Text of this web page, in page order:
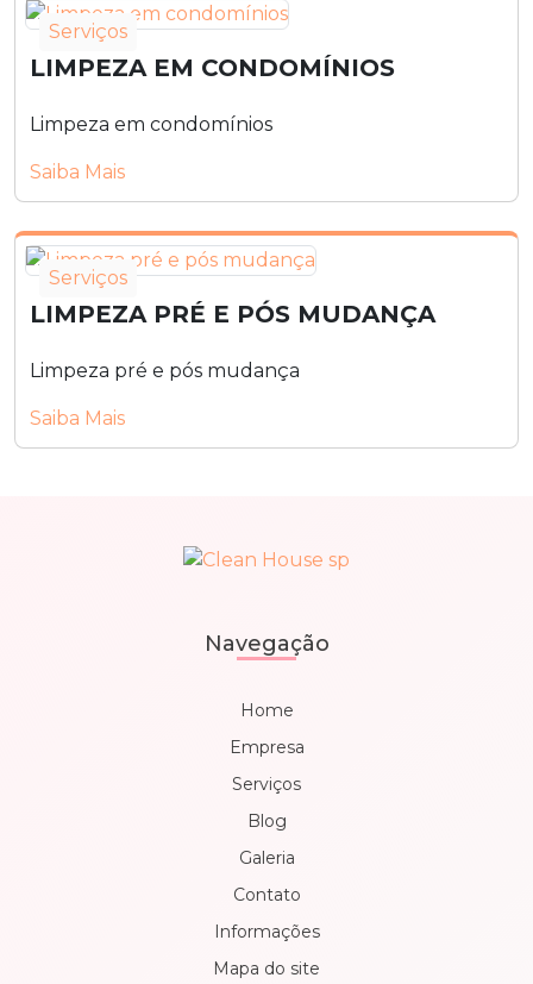
Serviços
LIMPEZA EM CONDOMÍNIOS
Limpeza em condomínios
Saiba Mais
Serviços
LIMPEZA PRÉ E PÓS MUDANÇA
Limpeza pré e pós mudança
Saiba Mais
Navegação
Home
Empresa
Serviços
Blog
Galeria
Contato
Informações
Mapa do site